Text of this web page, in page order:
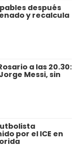
después
y recalcula
a las 20.30:
Messi, sin
por el ICE en